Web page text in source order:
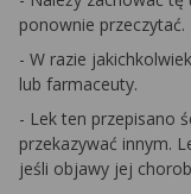
ponownie przeczytać.
- W razie
lub farmaceuty.
- Lek ten przepisano
przekazywać innym.
jeśli objawy jej